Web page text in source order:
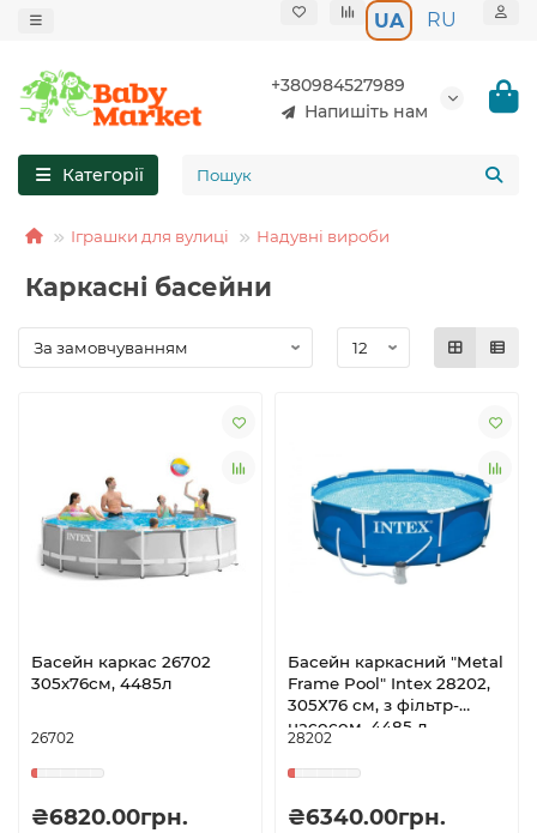
UA RU
+380984527989
Напишіть нам
Категорії
Іграшки для вулиці Надувні вироби
Каркасні басейни
Басейн каркас 26702
305х76см, 4485л
26702
₴6820.00грн.
Басейн каркасний "Metal
Frame Pool" Intex 28202,
305Х76 см, з фільтр-
насосом, 4485 л.
28202
₴6340.00грн.